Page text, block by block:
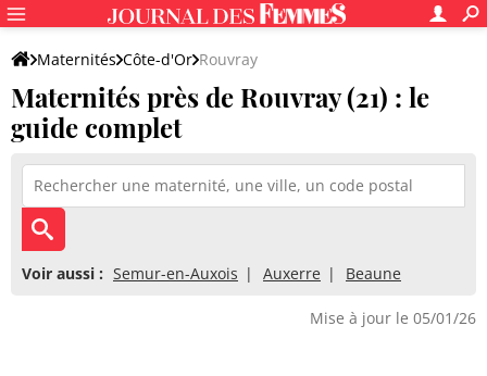
Maternités Côte-d'Or Rouvray
Maternités près de Rouvray (21) : le
guide complet
Voir aussi : Semur-en-Auxois Auxerre Beaune
Mise à jour le 05/01/26